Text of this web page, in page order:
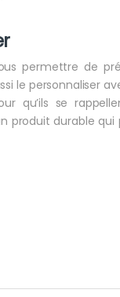
permettre de
le personnaliser
qu’ils se
produit durable